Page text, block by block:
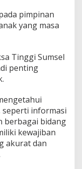
pimpinan
yang masa
Tinggi Sumsel
penting
seperti informasi
berbagai bidang
kewajiban
akurat dan